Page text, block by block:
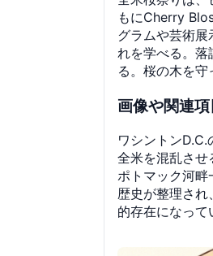
もにCherry
グラムや芸術
れを学べる。
る。桜の木を守
画像や関連
ワシントン
全米を混乱させ
ポトマック河畔
歴史が整理さ
的存在になって